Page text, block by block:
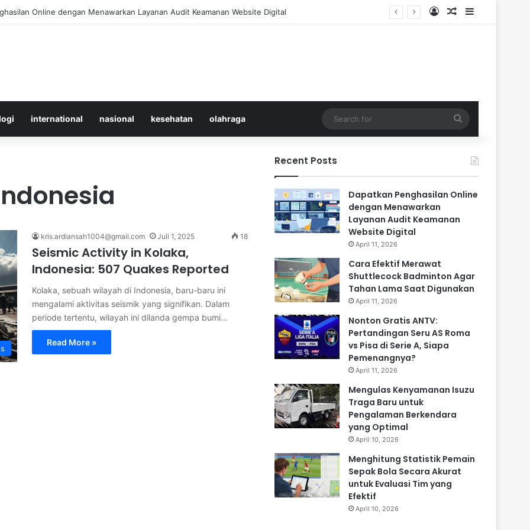
Shuttlecock Badminton Agar Tahan Lama Saat Digunakan Log InRandom Article
Sidebar
international nasional kesehatan olahraga
for
kris.ardiansah1004@gmail.com Juli 1, 2025 18
Seismic Activity in Kolaka,
Indonesia: 507 Quakes Reported
Kolaka, sebuah wilayah di Indonesia, baru-baru ini
mengalami aktivitas seismik yang signifikan. Dalam
periode tertentu, wilayah ini dilanda gempa bumi…
Read More »
Recent Posts
Dapatkan Penghasilan Online
dengan Menawarkan
Layanan Audit Keamanan
Website Digital
April 11, 2026
Cara Efektif Merawat
Shuttlecock Badminton Agar
Tahan Lama Saat Digunakan
April 11, 2026
Nonton Gratis ANTV:
Pertandingan Seru AS Roma
vs Pisa di Serie A, Siapa
Pemenangnya?
April 11, 2026
Mengulas Kenyamanan Isuzu
Traga Baru untuk
Pengalaman Berkendara
yang Optimal
April 10, 2026
Menghitung Statistik Pemain
Sepak Bola Secara Akurat
untuk Evaluasi Tim yang
Efektif
April 10, 2026